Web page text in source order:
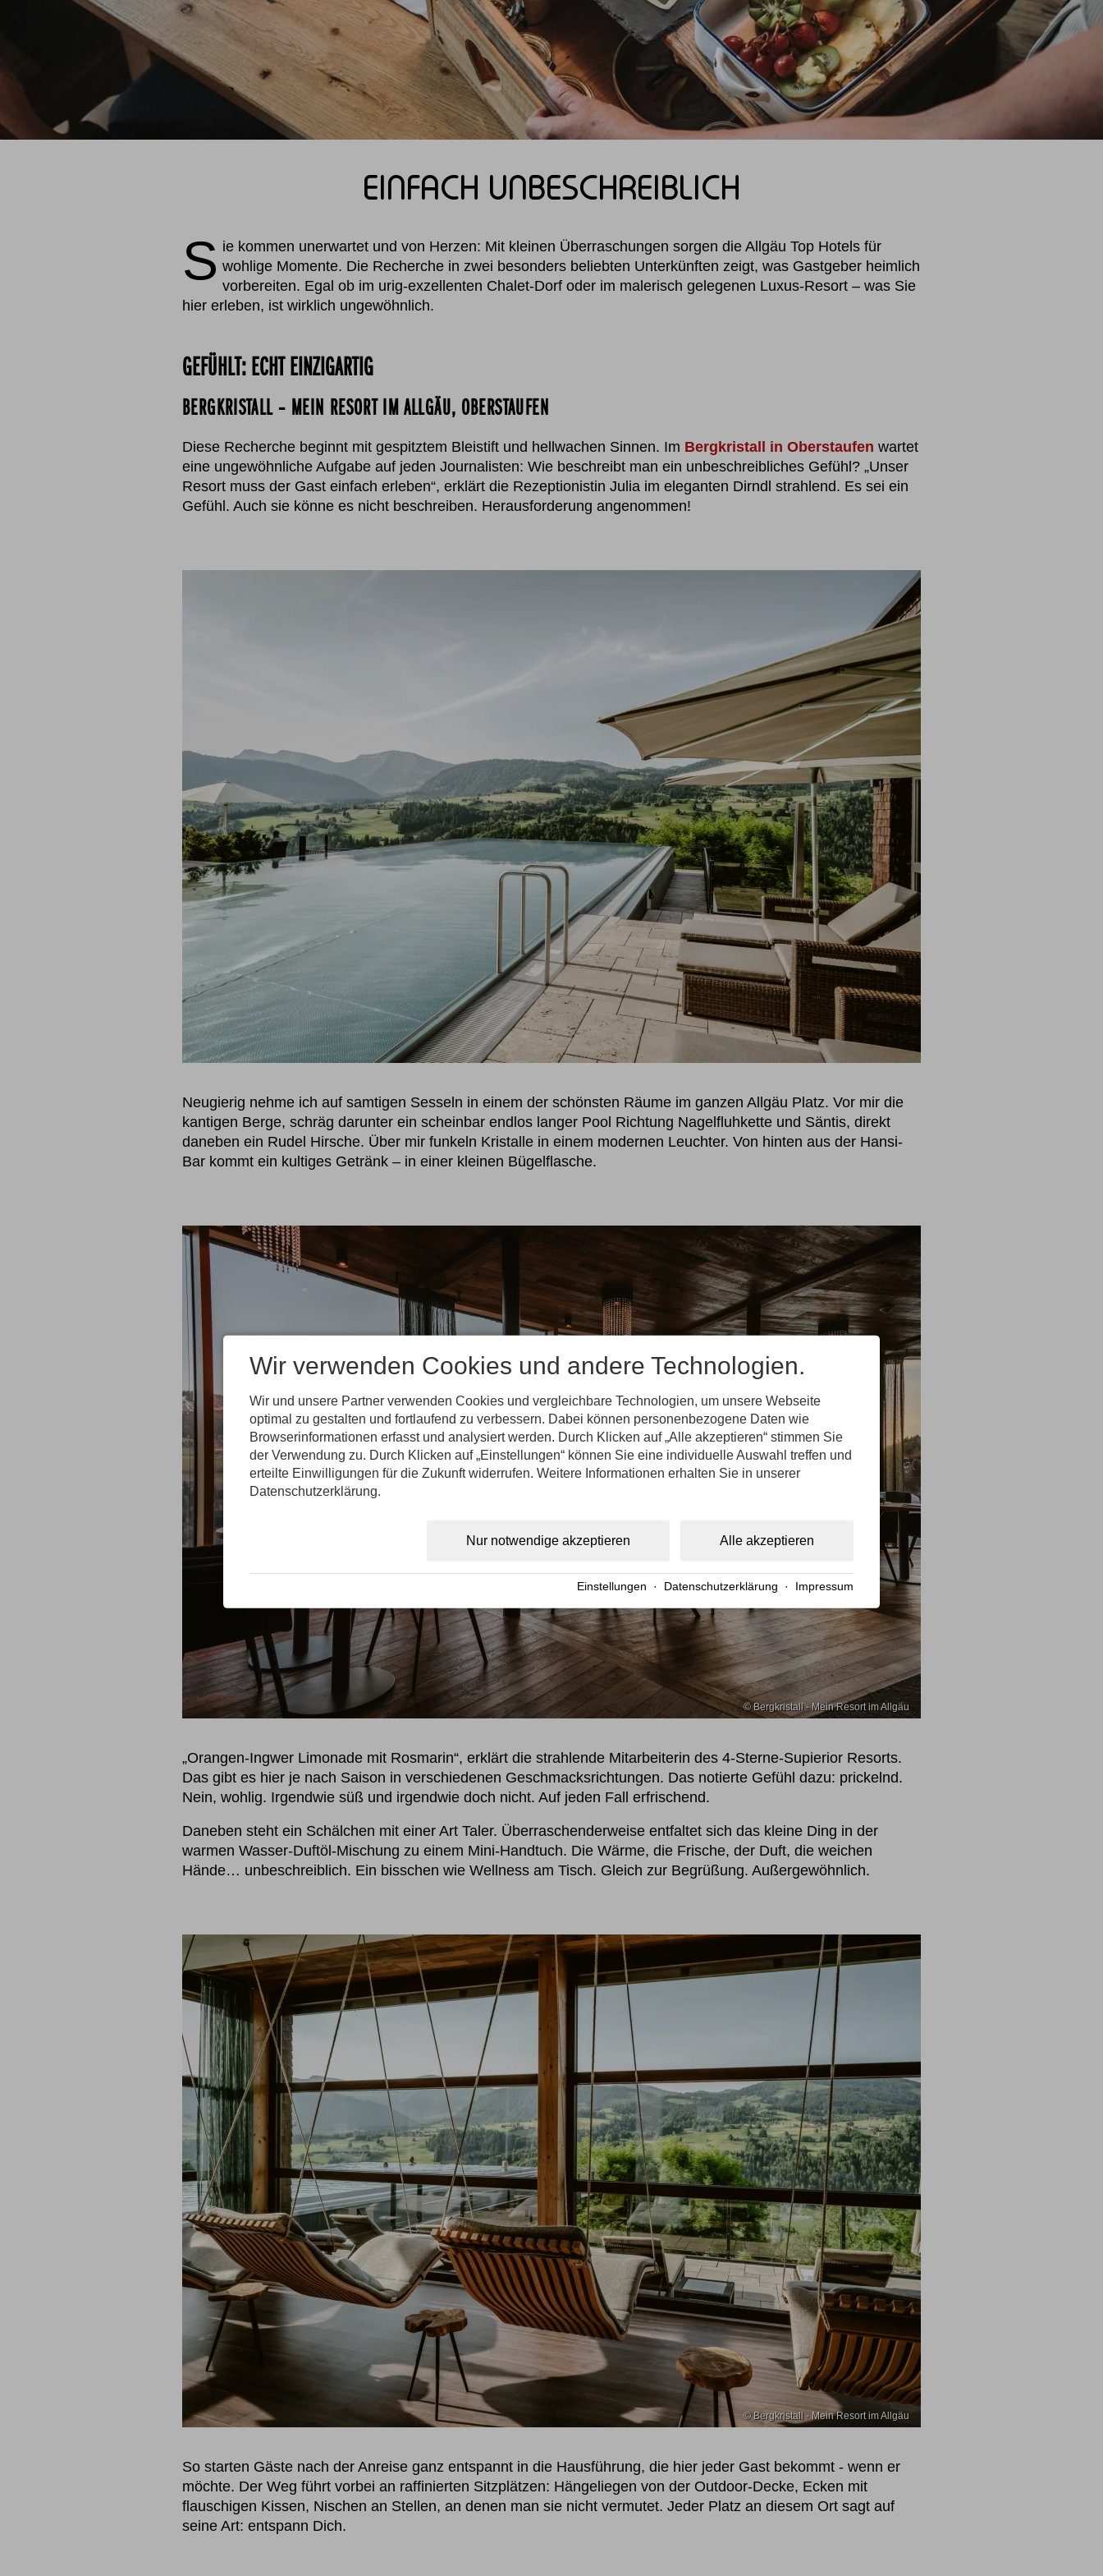
EINFACH UNBESCHREIBLICH
S ie kommen unerwartet und von Herzen: Mit kleinen Überraschungen sorgen die Allgäu Top Hotels für
wohlige Momente. Die Recherche in zwei besonders beliebten Unterkünften zeigt, was Gastgeber heimlich
vorbereiten. Egal ob im urig-exzellenten Chalet-Dorf oder im malerisch gelegenen Luxus-Resort – was Sie
hier erleben, ist wirklich ungewöhnlich.
GEFÜHLT: ECHT EINZIGARTIG
BERGKRISTALL – MEIN RESORT IM ALLGÄU, OBERSTAUFEN
Diese Recherche beginnt mit gespitztem Bleistift und hellwachen Sinnen. Im Bergkristall in Oberstaufen wartet
eine ungewöhnliche Aufgabe auf jeden Journalisten: Wie beschreibt man ein unbeschreibliches Gefühl? „Unser
Resort muss der Gast einfach erleben“, erklärt die Rezeptionistin Julia im eleganten Dirndl strahlend. Es sei ein
Gefühl. Auch sie könne es nicht beschreiben. Herausforderung angenommen!
Neugierig nehme ich auf samtigen Sesseln in einem der schönsten Räume im ganzen Allgäu Platz. Vor mir die
kantigen Berge, schräg darunter ein scheinbar endlos langer Pool Richtung Nagelfluhkette und Säntis, direkt
daneben ein Rudel Hirsche. Über mir funkeln Kristalle in einem modernen Leuchter. Von hinten aus der Hansi-
Bar kommt ein kultiges Getränk – in einer kleinen Bügelflasche.
© Bergkristall - Mein Resort im Allgäu
„Orangen-Ingwer Limonade mit Rosmarin“, erklärt die strahlende Mitarbeiterin des 4-Sterne-Supierior Resorts.
Das gibt es hier je nach Saison in verschiedenen Geschmacksrichtungen. Das notierte Gefühl dazu: prickelnd.
Nein, wohlig. Irgendwie süß und irgendwie doch nicht. Auf jeden Fall erfrischend.
Daneben steht ein Schälchen mit einer Art Taler. Überraschenderweise entfaltet sich das kleine Ding in der
warmen Wasser-Duftöl-Mischung zu einem Mini-Handtuch. Die Wärme, die Frische, der Duft, die weichen
Hände… unbeschreiblich. Ein bisschen wie Wellness am Tisch. Gleich zur Begrüßung. Außergewöhnlich.
© Bergkristall - Mein Resort im Allgäu
So starten Gäste nach der Anreise ganz entspannt in die Hausführung, die hier jeder Gast bekommt - wenn er
möchte. Der Weg führt vorbei an raffinierten Sitzplätzen: Hängeliegen von der Outdoor-Decke, Ecken mit
flauschigen Kissen, Nischen an Stellen, an denen man sie nicht vermutet. Jeder Platz an diesem Ort sagt auf
seine Art: entspann Dich.
Wir verwenden Cookies und andere Technologien.
Wir und unsere Partner verwenden Cookies und vergleichbare Technologien, um unsere Webseite
optimal zu gestalten und fortlaufend zu verbessern. Dabei können personenbezogene Daten wie
Browserinformationen erfasst und analysiert werden. Durch Klicken auf „Alle akzeptieren“ stimmen Sie
der Verwendung zu. Durch Klicken auf „Einstellungen“ können Sie eine individuelle Auswahl treffen und
erteilte Einwilligungen für die Zukunft widerrufen. Weitere Informationen erhalten Sie in unserer
Datenschutzerklärung.
Alle akzeptieren
Nur notwendige akzeptieren
Einstellungen · Datenschutzerklärung · Impressum